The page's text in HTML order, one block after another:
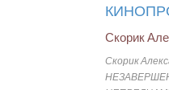
Скорик
Скорик